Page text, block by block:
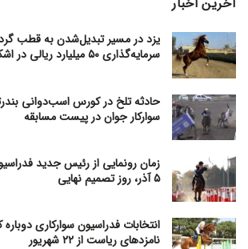
یزد در مسیر تبدیل‌شدن به قطب
سرمایه‌گذاری ۵۰ میلیارد ریالی در اشکذر
حادثه تلخ در کورس اسب‌دوانی
سوارکار جوان در پیست مسابقه
زمان رونمایی از رئیس جدید
۵ آذر، روز تصمیم نهایی
انتخابات فدراسیون سوارکاری دوباره
نامزدهای ریاست از ۲۲ شهریور